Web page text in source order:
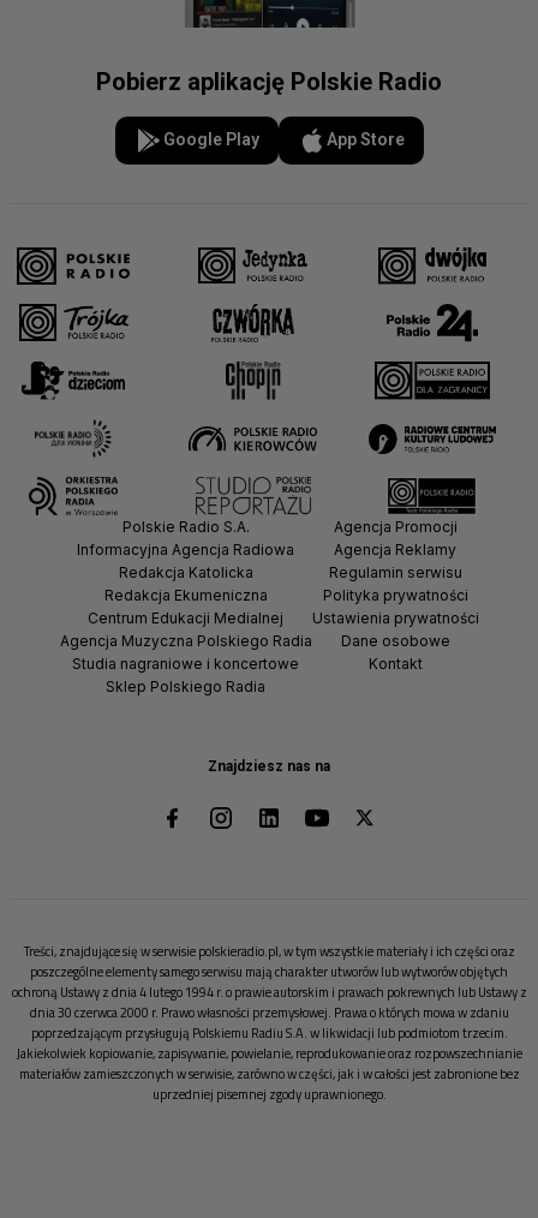
Pobierz aplikację Polskie Radio
Google Play App Store
Znajdziesz nas na
Polskie Radio S.A.
Informacyjna Agencja Radiowa
Redakcja Katolicka
Redakcja Ekumeniczna
Centrum Edukacji Medialnej
Agencja Muzyczna Polskiego Radia
Studia nagraniowe i koncertowe
Sklep Polskiego Radia
Agencja Promocji
Agencja Reklamy
Regulamin serwisu
Polityka prywatności
Ustawienia prywatności
Dane osobowe
Kontakt
Treści, znajdujące się w serwisie polskieradio.pl, w tym wszystkie materiały i ich części oraz
poszczególne elementy samego serwisu mają charakter utworów lub wytworów objętych
ochroną Ustawy z dnia 4 lutego 1994 r. o prawie autorskim i prawach pokrewnych lub Ustawy z
dnia 30 czerwca 2000 r. Prawo własności przemysłowej. Prawa o których mowa w zdaniu
poprzedzającym przysługują Polskiemu Radiu S.A. w likwidacji lub podmiotom trzecim.
Jakiekolwiek kopiowanie, zapisywanie, powielanie, reprodukowanie oraz rozpowszechnianie
materiałów zamieszczonych w serwisie, zarówno w części, jak i w całości jest zabronione bez
uprzedniej pisemnej zgody uprawnionego.